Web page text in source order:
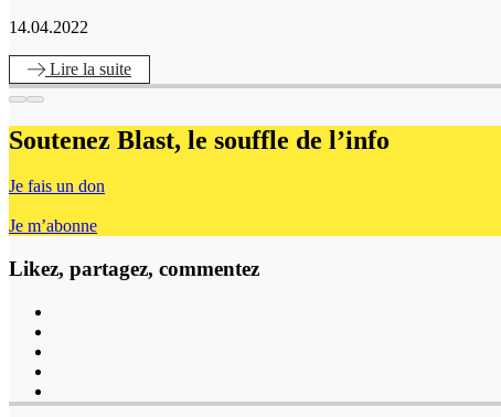
14.04.2022
Lire la suite
Soutenez Blast, le souffle de l’info
Je fais un don
Je m’abonne
Likez, partagez, commentez